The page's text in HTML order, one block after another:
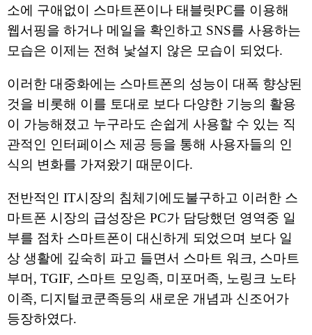
소에 구애없이 스마트폰이나 태블릿PC를 이용해
웹서핑을 하거나 메일을 확인하고 SNS를 사용하는
모습은 이제는 전혀 낯설지 않은 모습이 되었다.
이러한 대중화에는 스마트폰의 성능이 대폭 향상된
것을 비롯해 이를 토대로 보다 다양한 기능의 활용
이 가능해졌고 누구라도 손쉽게 사용할 수 있는 직
관적인 인터페이스 제공 등을 통해 사용자들의 인
식의 변화를 가져왔기 때문이다.
전반적인 IT시장의 침체기에도불구하고 이러한 스
마트폰 시장의 급성장은 PC가 담당했던 영역중 일
부를 점차 스마트폰이 대신하게 되었으며 보다 일
상 생활에 깊숙히 파고 들면서 스마트 워크, 스마트
부머, TGIF, 스마트 모잉족, 미포머족, 노링크 노타
이족, 디지털코쿤족등의 새로운 개념과 신조어가
등장하였다.